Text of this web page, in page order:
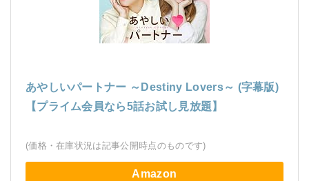
あやしいパートナー ～Destiny Lovers～ (字幕版)
【プライム会員なら5話お試し見放題】
(価格・在庫状況は記事公開時点のものです)
Amazon